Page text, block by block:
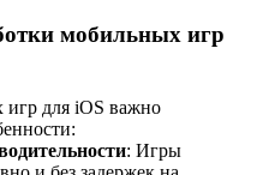
мобильных игр
игр для iOS важно
: Игры